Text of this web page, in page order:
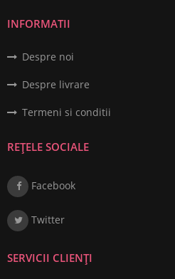
INFORMATII
Despre noi
Despre livrare
Termeni si conditii
REȚELE SOCIALE
Facebook
Twitter
SERVICII CLIENȚI